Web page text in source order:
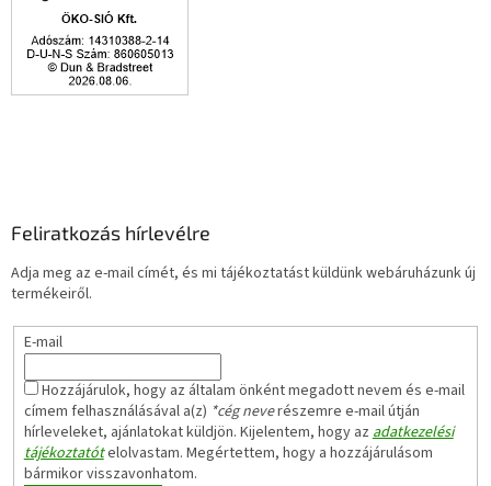
Feliratkozás hírlevélre
Adja meg az e-mail címét, és mi tájékoztatást küldünk webáruházunk új
termékeiről.
E-mail
Hozzájárulok, hogy az általam önként megadott nevem és e-mail
címem felhasználásával a(z) *cég neverészemre e-mail útján
hírleveleket, ajánlatokat küldjön. Kijelentem, hogy az adatkezelési
tájékoztatótelolvastam. Megértettem, hogy a hozzájárulásom
bármikor visszavonhatom.